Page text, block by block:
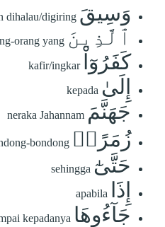
وَسِيقَ dihalau/digiring
ٱلَّذِينَ orang yang
كَفَرُوٓاْ kafir/ingkar
إِلَىٰ kepada
جَهَنَّمَ neraka Jahannam
زُمَرًاۖ bondong
حَتَّىٰٓ sehingga
إِذَا apabila
جَآءُوهَا kepadanya